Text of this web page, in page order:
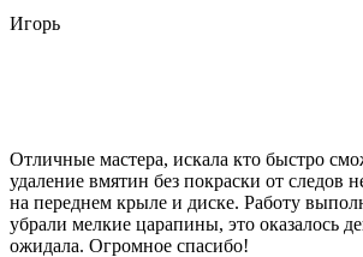
Игорь
Отличные мастера, искала кто быстро
удаление вмятин без покраски от следов
на переднем крыле и диске. Работу
убрали мелкие царапины, это оказалось
ожидала. Огромное спасибо!